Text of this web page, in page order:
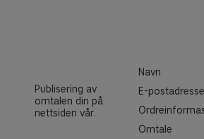
Publisering av
omtalen din på
nettsiden vår.
Navn
E-postadresse
Omtale